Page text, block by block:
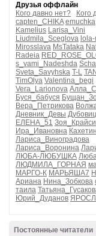
Друзья оффлайн
Кого давно нет?
Кого
capten_CHIKA emuchka
Kamelius Larisa_Vini
Liudmila_Sceglova
Mirosslava MsTataka
Radeia
s_vami_Nadeshda
Sveta_Savyhska T-L
TimOlya Valentina_begi
Vera_Larionova
Буся_бабуся
Вера_Петрикова
Дневник_Девы
ЕЛЕНА_51
Ира_Ивановна
Лариса_Виноградова
Лариса_Воронина
ЛЮБА-ЛЮБУШКА
ЛЮДМИЛА_ГОРНАЯ
МАРГО-К МАРЬЯША7
Ариана Нина_Зобкова
таила
Юрий_Дуданов
Постоянные читатели